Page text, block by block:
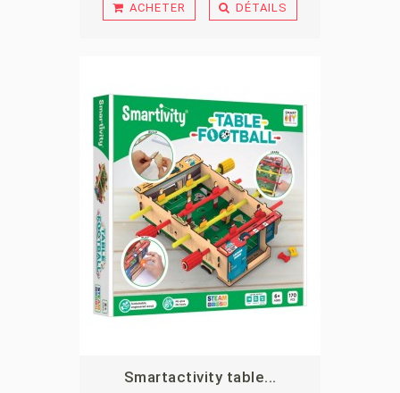
ACHETER DÉTAILS
APERÇU
Smartactivity table...